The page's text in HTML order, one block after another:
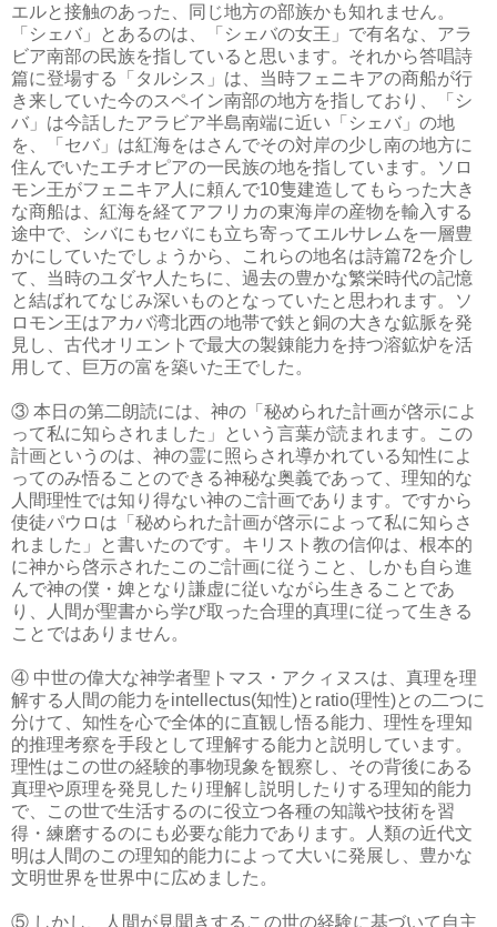
エルと接触のあった、同じ地方の部族かも知れません。
「シェバ」とあるのは、「シェバの女王」で有名な、アラ
ビア南部の民族を指していると思います。それから答唱詩
篇に登場する「タルシス」は、当時フェニキアの商船が行
き来していた今のスペイン南部の地方を指しており、「シ
バ」は今話したアラビア半島南端に近い「シェバ」の地
を、「セバ」は紅海をはさんでその対岸の少し南の地方に
住んでいたエチオピアの一民族の地を指しています。ソロ
モン王がフェニキア人に頼んで10隻建造してもらった大き
な商船は、紅海を経てアフリカの東海岸の産物を輸入する
途中で、シバにもセバにも立ち寄ってエルサレムを一層豊
かにしていたでしょうから、これらの地名は詩篇72を介し
て、当時のユダヤ人たちに、過去の豊かな繁栄時代の記憶
と結ばれてなじみ深いものとなっていたと思われます。ソ
ロモン王はアカバ湾北西の地帯で鉄と銅の大きな鉱脈を発
見し、古代オリエントで最大の製錬能力を持つ溶鉱炉を活
用して、巨万の富を築いた王でした。
③ 本日の第二朗読には、神の「秘められた計画が啓示によ
って私に知らされました」という言葉が読まれます。この
計画というのは、神の霊に照らされ導かれている知性によ
ってのみ悟ることのできる神秘な奥義であって、理知的な
人間理性では知り得ない神のご計画であります。ですから
使徒パウロは「秘められた計画が啓示によって私に知らさ
れました」と書いたのです。キリスト教の信仰は、根本的
に神から啓示されたこのご計画に従うこと、しかも自ら進
んで神の僕・婢となり謙虚に従いながら生きることであ
り、人間が聖書から学び取った合理的真理に従って生きる
ことではありません。
④ 中世の偉大な神学者聖トマス・アクィヌスは、真理を理
解する人間の能力をintellectus(知性)とratio(理性)との二つに
分けて、知性を心で全体的に直観し悟る能力、理性を理知
的推理考察を手段として理解する能力と説明しています。
理性はこの世の経験的事物現象を観察し、その背後にある
真理や原理を発見したり理解し説明したりする理知的能力
で、この世で生活するのに役立つ各種の知識や技術を習
得・練磨するのにも必要な能力であります。人類の近代文
明は人間のこの理知的能力によって大いに発展し、豊かな
文明世界を世界中に広めました。
⑤ しかし、人間が見聞きするこの世の経験に基づいて自主